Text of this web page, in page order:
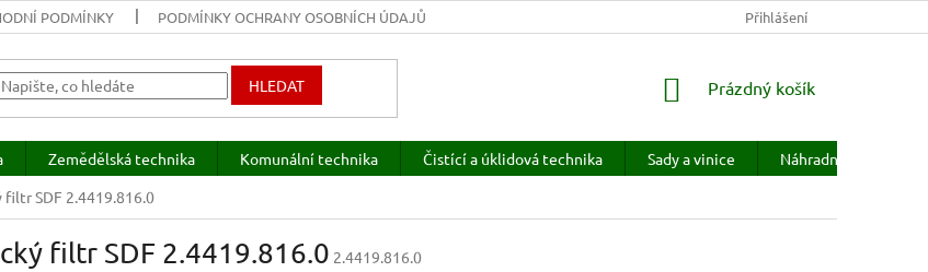
PODMÍNKY PODMÍNKY OCHRANY OSOBNÍCH ÚDAJŮ PRODÁVANÉ ZNAČKY
Přihlášení
HLEDAT
NÁKUPNÍ
Prázdný košík
Zemědělská technika Komunální technika Čistící a úklidová technika Sady a vinice Náhradní díly
filtr SDF 2.4419.816.0
filtr SDF 2.4419.816.0 2.4419.816.0